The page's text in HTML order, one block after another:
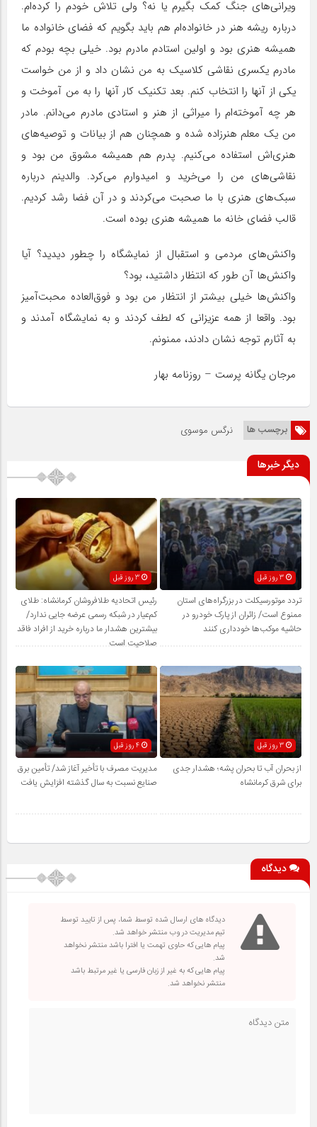
ویرانی‌های جنگ کمک بگیرم یا نه؟ ولی تلاش خودم را کرده‌ام.
درباره ریشه هنر در خانواده‌ام هم باید بگویم که فضای خانواده ما
همیشه هنری بود و اولین استادم مادرم بود. خیلی بچه بودم که
مادرم یکسری نقاشی کلاسیک به من نشان داد و از من خواست
یکی از آنها را انتخاب کنم. بعد تکنیک کار آنها را به من آموخت و
هر چه آموخته‌ام را میراثی از هنر و استادی مادرم می‌دانم. مادر
من یک معلم هنرزاده شده و همچنان هم از بیانات و توصیه‌های
هنری‌اش استفاده می‌کنیم. پدرم هم همیشه مشوق من بود و
نقاشی‌های من را می‌خرید و امیدوارم می‌کرد. والدینم درباره
سبک‌های هنری با ما صحبت می‌کردند و در آن فضا رشد کردیم.
قالب فضای خانه ما همیشه هنری بوده است.
واکنش‌های مردمی و استقبال از نمایشگاه را چطور دیدید؟ آیا
واکنش‌ها آن طور که انتظار داشتید، بود؟
واکنش‌ها خیلی بیشتر از انتظار من بود و فوق‌العاده محبت‌آمیز
بود. واقعا از همه عزیزانی که لطف کردند و به نمایشگاه آمدند و
به آثارم توجه نشان دادند، ممنونم.
مرجان یگانه پرست – روزنامه بهار
برچسب ها نرگس موسوی
دیگر خبرها
3 روز قبل
تردد موتورسیکلت در بزرگراه‌های استان
ممنوع است/ زائران از پارک خودرو در
حاشیه موکب‌ها خودداری کنند
رئیس اتحادیه طلافروشان کرمانشاه: طلای
کم‌عیار در شبکه رسمی عرضه جایی ندارد/
بیشترین هشدار ما درباره خرید از افراد فاقد
صلاحیت است
3 روز قبل
از بحران آب تا بحران پشه؛ هشدار جدی
برای شرق کرمانشاه
مدیریت مصرف با تأخیر آغاز شد/ تأمین برق
صنایع نسبت به سال گذشته افزایش یافت
دیدگاه
دیدگاه های ارسال شده توسط شما، پس از تایید توسط
تیم مدیریت در وب منتشر خواهد شد.
پیام هایی که حاوی تهمت یا افترا باشد منتشر نخواهد
شد.
پیام هایی که به غیر از زبان فارسی یا غیر مرتبط باشد
منتشر نخواهد شد.